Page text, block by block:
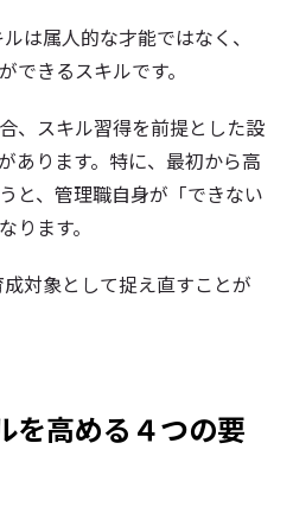
は属人的な才能ではなく、
できるスキルです。
、スキル習得を前提とした設
あります。特に、最初から高
と、管理職自身が「できない
ります。
対象として捉え直すことが
を高める４つの要